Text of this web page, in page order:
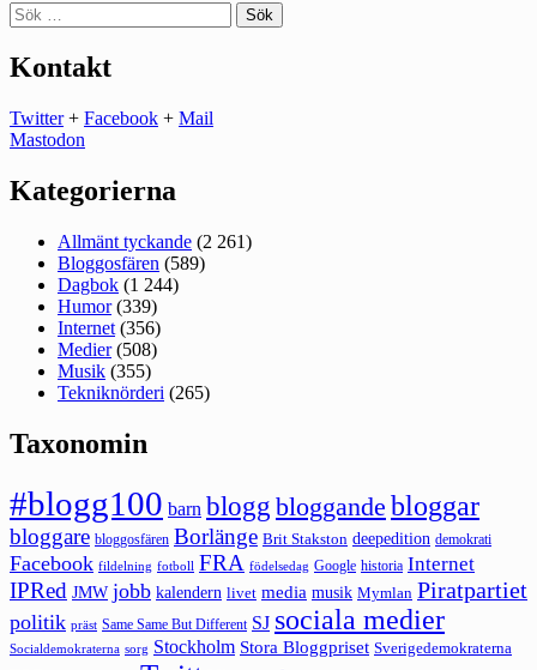
Sök
efter:
Kontakt
Twitter+ Facebook + Mail
Mastodon
Kategorierna
Allmänt tyckande (2 261)
Bloggosfären (589)
Dagbok (1 244)
Humor(339)
Internet (356)
Medier(508)
Musik (355)
Tekniknörderi (265)
Taxonomin
#blogg100 barn blogg bloggande bloggar
bloggare bloggosfären Borlänge Brit Stakston deepedition demokrati
Facebook fildelning fotboll FRA födelsedag Google historia Internet
IPRed JMW jobb kalendern livet media musik Mymlan Piratpartiet
politik präst Same Same But Different SJ sociala medier
Socialdemokraterna sorg Stockholm Stora Bloggpriset Sverigedemokraterna